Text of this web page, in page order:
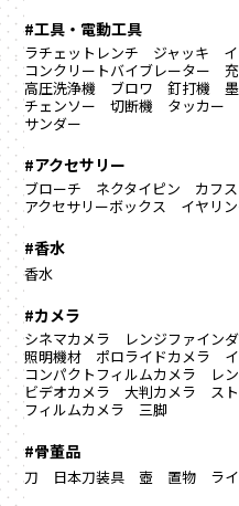
#工具・電動工具
ラチェットレンチ ジャッキ
コンクリートバイブレーター
高圧洗浄機
ブロワ 釘打機
チェンソー
切断機 タッカー
サンダー
#アクセサリー
ブローチ ネクタイピン カフス
アクセサリーボックス
イヤリ
#香水
香水
#カメラ
シネマカメラ レンジファイン
照明機材
ポロライドカメラ
コンパクトフィルムカメラ
レ
ビデオカメラ
大判カメラ ス
フィルムカメラ
三脚
#骨董品
刀 日本刀装具 壺 置物 ラ